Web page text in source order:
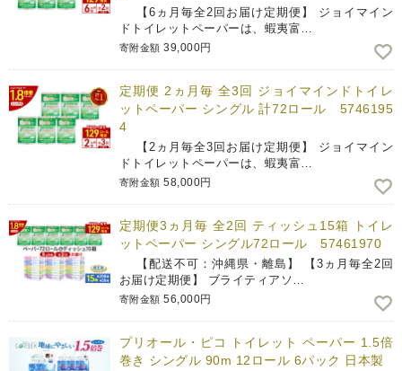
【6ヵ月毎全2回お届け定期便】 ジョイマイン
ドトイレットペーパーは、蝦夷富…
寄附金額 39,000円
定期便 2ヵ月毎 全3回 ジョイマインドトイレ
ットペーパー シングル 計72ロール 5746195
4
【2ヵ月毎全3回お届け定期便】 ジョイマイン
ドトイレットペーパーは、蝦夷富…
寄附金額 58,000円
定期便3ヵ月毎 全2回 ティッシュ15箱 トイレ
ットペーパー シングル72ロール 57461970
【配送不可：沖縄県・離島】 【3ヵ月毎全2回
お届け定期便】 ブライティアソ…
寄附金額 56,000円
プリオール・ピコ トイレット ペーパー 1.5倍
巻き シングル 90m 12ロール 6パック 日本製